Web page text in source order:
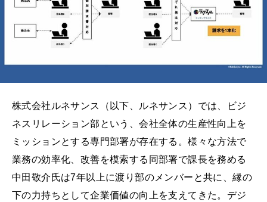
株式会社ルネサンス（以下、ルネサンス）では、ビジ
ネスリレーション部という、会社全体の生産性向上を
ミッションとする専門部署が存在する。様々な方法で
業務の効率化、改善を模索する同部署で課長を務める
中田敬介氏は7年以上に渡り部のメンバーと共に、縁の
下の力持ちとして企業価値の向上を支えてきた。デジ